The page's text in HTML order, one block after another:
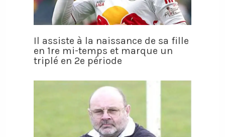
Il assiste à la naissance de sa fille
en 1re mi-temps et marque un
triplé en 2e période